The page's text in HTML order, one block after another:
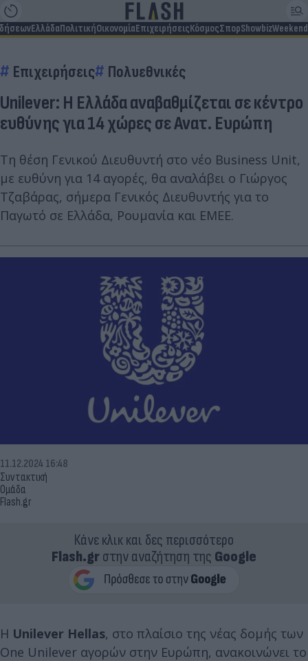
ΕλλάδαΠολιτικήΟικονομίαΕπιχειρήσειςΚόσμοςΣπορShowbizWeekend
Επιχειρήσεις Πολυεθνικές
Unilever: Η Ελλάδα αναβαθμίζεται σε κέντρο
ευθύνης για 14 χώρες σε Ανατ. Ευρώπη
Τη θέση Γενικού Διευθυντή στο νέο Business Unit,
με ευθύνη για 14 αγορές, θα αναλάβει ο Γιώργος
Τζαβάρας, σήμερα Γενικός Διευθυντής για το
Παγωτό σε Ελλάδα, Ρουμανία και ΕΜΕΕ.
Συντακτική
Ομάδα
Flash.gr
11.12.2024 16:48
Κάνε κλικ και δες περισσότερο
Flash.grστην αναζήτηση της Google
Η Unilever Hellas, στο πλαίσιο της νέας δομής των
One Unilever αγορών στην Ευρώπη, ανακοινώνει το